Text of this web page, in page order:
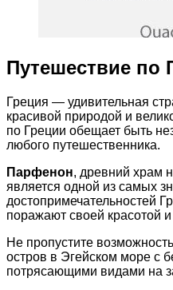
Путешествие по
Греция — удивительная
красивой природой и
по Греции обещает быть
любого путешественника.
Парфенон, древний храм
является одной из самых
достопримечательностей
поражают своей красотой
Не пропустите
остров в Эгейском море с
потрясающими видами на